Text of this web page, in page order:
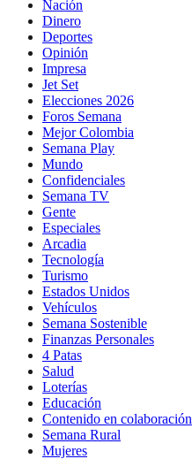
Nación
Dinero
Deportes
Opinión
Impresa
Jet Set
Elecciones 2026
Foros Semana
Mejor Colombia
Semana Play
Mundo
Confidenciales
Semana TV
Gente
Especiales
Arcadia
Tecnología
Turismo
Estados Unidos
Vehículos
Semana Sostenible
Finanzas Personales
4 Patas
Salud
Loterías
Educación
Contenido en colaboración
Semana Rural
Mujeres